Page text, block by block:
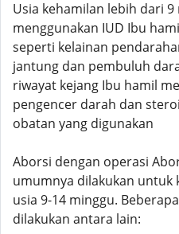
Usia kehamilan lebih dari
menggunakan IUD Ibu
seperti kelainan
jantung dan pembuluh
riwayat kejang Ibu hamil
pengencer darah dan
obatan yang digunakan
Aborsi dengan operasi
umumnya dilakukan untuk
usia 9-14 minggu.
dilakukan antara lain: